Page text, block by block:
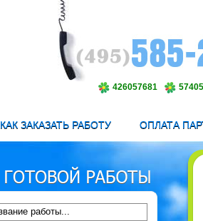
426057681
КАК ЗАКАЗАТЬ РАБОТУ ОПЛАТА